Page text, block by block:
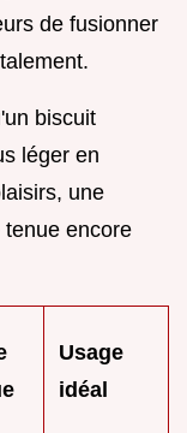
de fusionner
biscuit
léger en
une
tenue encore
Usage
idéal